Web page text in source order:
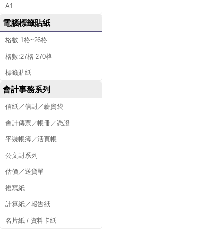
A1
電腦標籤貼紙
格數:1格~26格
格數:27格-270格
標籤貼紙
會計事務系列
信紙／信封／薪資袋
會計傳票／帳冊／憑證
平裝帳簿／活頁帳
公文封系列
估價／送貨單
複寫紙
計算紙／報告紙
名片紙 / 資料卡紙